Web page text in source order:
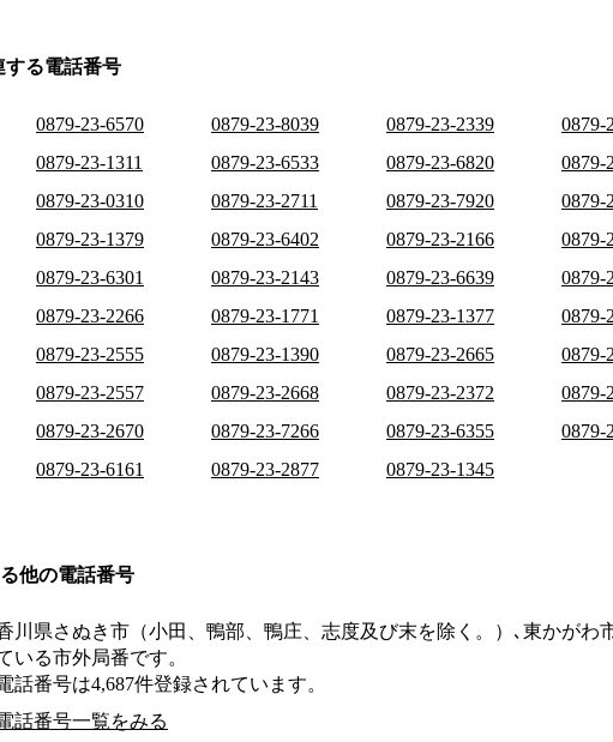
する電話番号
0879-23-6570 0879-23-8039 0879-23-2339
0879-
0879-23-1311 0879-23-6533 0879-23-6820
0879-
0879-23-0310 0879-23-2711 0879-23-7920
0879-
0879-23-1379 0879-23-6402 0879-23-2166
0879-
0879-23-6301 0879-23-2143 0879-23-6639
0879-
0879-23-2266 0879-23-1771 0879-23-1377
0879-
0879-23-2555 0879-23-1390 0879-23-2665
0879-
0879-23-2557 0879-23-2668 0879-23-2372
0879-
0879-23-2670 0879-23-7266 0879-23-6355
0879-
0879-23-6161 0879-23-2877 0879-23-1345
他の電話番号
川県さぬき市（小田、鴨部、鴨庄、志度及び末を除く。）､東かがわ
いる市外局番です。
話番号は4,687件登録されています。
話番号一覧をみる